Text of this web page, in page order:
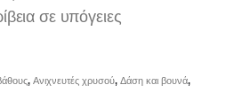
σε υπόγειες
, Ανιχνευτές χρυσού, Δάση και βουνά,